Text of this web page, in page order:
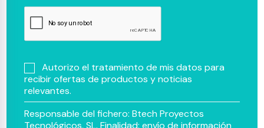
Autorizo el tratamiento de mis datos para
recibir ofertas de productos y noticias
relevantes.
Responsable del fichero: Btech Proyectos